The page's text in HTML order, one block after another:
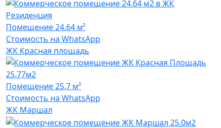
Помещение24.64 м²
Стоимость на WhatsApp
ЖК Красная площадь
Помещение25.7 м²
Стоимость на WhatsApp
ЖК Маршал